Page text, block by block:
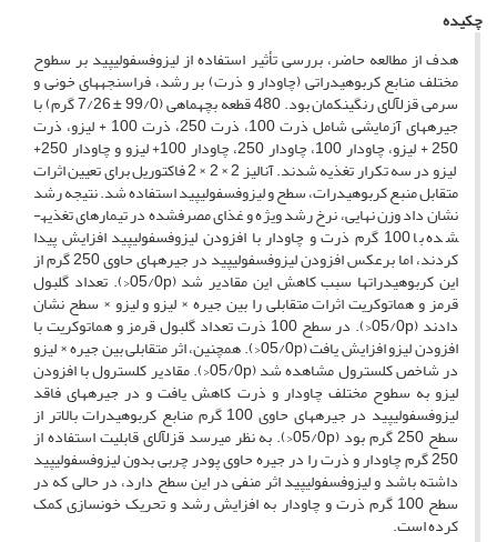
چکیده
هدف از مطالعه حاضر، بررسی تأثیر استفاده از لیزوفسفولیپید بر سطوح
مختلف منابع کربوهیدراتی (چاودار و ذرت) بر رشد، فراسنجه­های خونی و
سرمی قزل­آلای رنگین­کمان بود. 480 قطعه بچه­ماهی (99/0 ± 7/26 گرم) با
جیره­های آزمایشی شامل ذرت 100، ذرت 250، ذرت 100 + لیزو، ذرت
250 + لیزو، چاودار 100، چاودار 250، چاودار 100+ لیزو و چاودار 250+
لیزو در سه تکرار تغذیه شدند. آنالیز 2 × 2 × 2 فاکتوریل برای تعیین اثرات
متقابل منبع کربوهیدرات، سطح و لیزوفسفولیپید استفاده شد. نتیجه رشد
نشان داد وزن نهایی، نرخ رشد ویژه و غذای مصرف­شده در تیمارهای تغذیه­
شده با 100 گرم ذرت و چاودار با افزودن لیزوفسفولیپید افزایش پیدا
کردند، اما برعکس افزودن لیزوفسفولیپید در جیره­های حاوی 250 گرم از
این کربوهیدرات­ها سبب کاهش این مقادیر شد (05/0p<). تعداد گلبول
قرمز و هماتوکریت اثرات متقابلی را بین جیره × لیزو و لیزو × سطح نشان
دادند (05/0p<). در سطح 100 ذرت تعداد گلبول قرمز و هماتوکریت با
افزودن لیزو افزایش یافت (05/0p<). همچنین، اثر متقابلی بین جیره × لیزو
در شاخص کلسترول مشاهده شد (05/0p<). مقادیر کلسترول با افزودن
لیزو به سطوح مختلف چاودار و ذرت کاهش یافت و در جیره­های فاقد
لیزوفسفولیپید در جیره­های حاوی 100 گرم منابع کربوهیدرات بالاتر از
سطح 250 گرم بود (05/0p<). به نظر می­رسد قزل­آلای قابلیت استفاده از
250 گرم چاودار و ذرت را در جیره حاوی پودر چربی بدون لیزوفسفولیپید
داشته باشد و لیزوفسفولیپید اثر منفی در این سطح دارد، در حالی که در
سطح 100 گرم ذرت و چاودار به افزایش رشد و تحریک خون­سازی کمک
کرده است.